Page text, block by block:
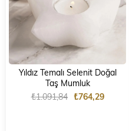
Yıldız Temalı Selenit Doğal
Taş Mumluk
₺764,29
₺1.091,84